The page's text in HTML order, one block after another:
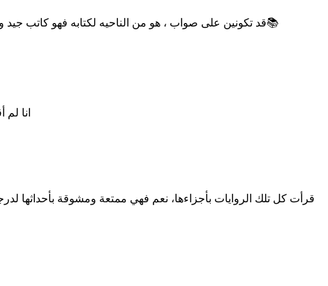
قد تكونين على صواب ، هو من الناحيه لكتابه فهو كاتب جيد ويمتلك تلك الخاصيه التي ليست للكل فأنا أرى شخصياته كلها كانت مثاليه ولا خطأ اما بالنسبه للقاء الكاتب ذلك يختلف من قارئ إلى قارئ📚
انا
قرأت كل تلك الروايات بأجزاءها، نعم فهي ممتعة ومشوقة بأحداثها